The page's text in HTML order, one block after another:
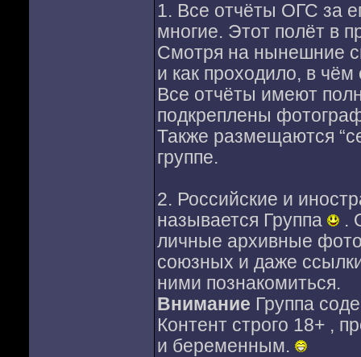
1. Все отчёты ОГС за
многие. Этот полёт в
Смотря на нынешние
и как проходило, в чём
Все отчёты имеют
подкреплены
Также размещаются
группе.
2. Российские и
называется Группа
.
личные архивные
союзных и даже
ними познакомиться.
Внимание Группа
Контент строго 18+ ,
и беременным.